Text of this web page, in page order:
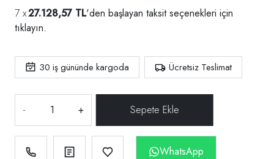
27.128,57 TL'den başlayan taksit seçenekleri için
tıklayın.
30 iş gününde kargoda Ücretsiz Teslimat
- +
WhatsApp